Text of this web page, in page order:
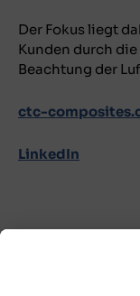
Der Fokus liegt
Kunden durch
Beachtung der
ctc-
LinkedIn